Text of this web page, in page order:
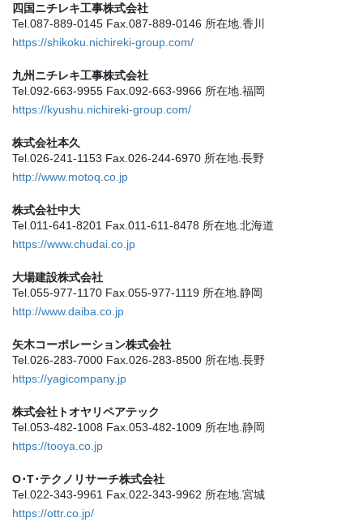
四国ニチレキ工事株式会社
Tel.087-889-0145 Fax.087-889-0146 所在地.香川
https://shikoku.nichireki-group.com/
九州ニチレキ工事株式会社
Tel.092-663-9955 Fax.092-663-9966 所在地.福岡
https://kyushu.nichireki-group.com/
株式会社本久
Tel.026-241-1153 Fax.026-244-6970 所在地.長野
http://www.motoq.co.jp
株式会社中大
Tel.011-641-8201 Fax.011-611-8478 所在地.北海道
https://www.chudai.co.jp
大場建設株式会社
Tel.055-977-1170 Fax.055-977-1119 所在地.静岡
http://www.daiba.co.jp
矢木コーポレーション株式会社
Tel.026-283-7000 Fax.026-283-8500 所在地.長野
https://yagicompany.jp
株式会社トオヤリペアテック
Tel.053-482-1008 Fax.053-482-1009 所在地.静岡
https://tooya.co.jp
O･T･テクノリサーチ株式会社
Tel.022-343-9961 Fax.022-343-9962 所在地.宮城
https://ottr.co.jp/